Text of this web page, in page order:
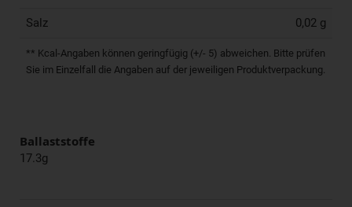
Salz 0,02 g
** Kcal-Angaben können geringfügig (+/- 5) abweichen. Bitte prüfen
Sie im Einzelfall die Angaben auf der jeweiligen Produktverpackung.
Ballaststoffe
17.3g